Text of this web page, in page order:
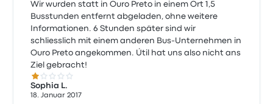
Wir wurden statt in Ouro Preto in einem Ort 1,5
Busstunden entfernt abgeladen, ohne weitere
Informationen. 6 Stunden später sind wir
schliesslich mit einem anderen Bus-Unternehmen in
Ouro Preto angekommen. Útil hat uns also nicht ans
Ziel gebracht!
1.0 von 5 Sternen
Sophia L.
18. Januar 2017